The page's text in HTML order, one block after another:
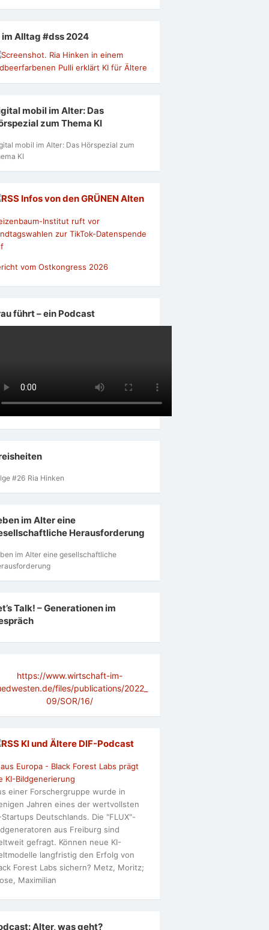
im Alltag #dss 2024
mobil im Alter: Das
zum Thema KI
mobil im Alter: Das Hörspezial zum
KI
Infos von den GRÜNEN Alten
Institut ruft vor
zur TikTok-Datenspende
vom Ostkongress 2026
führt – ein Podcast
#26 Ria Hinken
im Alter eine
Herausforderung
im Alter eine gesellschaftliche
Talk! – Generationen im
https://www.wirtschaft-im-
files/publications/2022_
09/SOR/16/
KI und Ältere DlF-Podcast
aus Europa - Black Forest Labs prägt
KI-Bildgenerierung
einer Forschergruppe wurde in
Jahren eines der wertvollsten
Startups Deutschlands. Die "FLUX"-
aus Freiburg sind
gefragt. Können neue KI-
langfristig den Erfolg von
Forest Labs sichern? Metz, Moritz;
Maximilian
Alter, was geht?